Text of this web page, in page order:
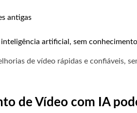
antigas
artificial, sem
de vídeo rápidas e confiáveis,
de Vídeo com IA